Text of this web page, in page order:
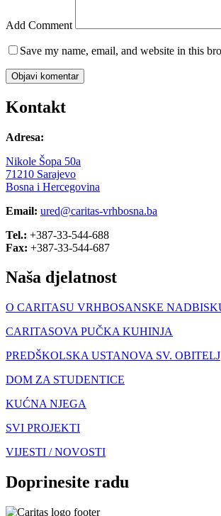
Add Comment
Save my name, email, and website in this
Objavi komentar
Kontakt
Adresa:
Nikole Šopa 50a
71210 Sarajevo
Bosna i Hercegovina
Email: ured@caritas-vrhbosna.ba
Tel.: +387-33-544-688
Fax: +387-33-544-687
Naša djelatnost
O CARITASU VRHBOSANSKE
CARITASOVA PUČKA KUHINJA
PREDŠKOLSKA USTANOVA SV. OBITELJ
DOM ZA STUDENTICE
KUĆNA NJEGA
SVI PROJEKTI
VIJESTI / NOVOSTI
Doprinesite radu